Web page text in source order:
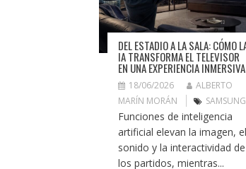
DEL ESTADIO A LA SALA: CÓMO
IA TRANSFORMA EL TELEVISOR
EN UNA EXPERIENCIA INMERSIVA
18/06/2026
ALBERTO
MARÍN MORÁN
SAMSUNG
Funciones de inteligencia
artificial elevan la imagen, el
sonido y la interactividad de
los partidos, mientras...